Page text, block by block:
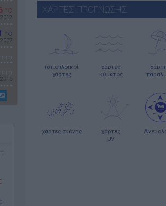
°C
°C
mm
mm
ΧΑΡΤΕΣ ΠΡΟΓΝΩΣΗΣ
ιστιοπλοϊκοί
χάρτες
χάρτες
κύματος
χάρτες σκόνης
χάρτες
UV